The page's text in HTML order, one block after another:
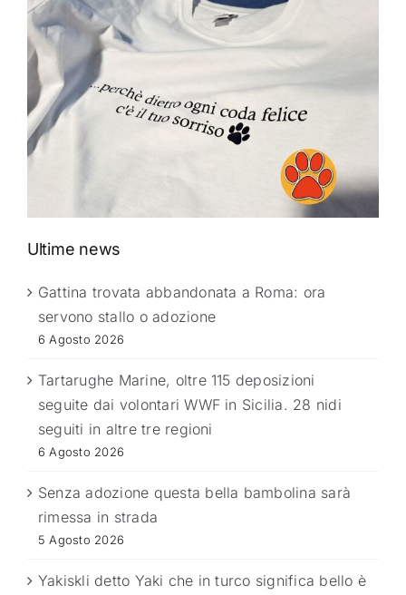
Ultime news
Gattina trovata abbandonata a Roma: ora
servono stallo o adozione
6 Agosto 2026
Tartarughe Marine, oltre 115 deposizioni
seguite dai volontari WWF in Sicilia. 28 nidi
seguiti in altre tre regioni
6 Agosto 2026
Senza adozione questa bella bambolina sarà
rimessa in strada
5 Agosto 2026
Yakiskli detto Yaki che in turco significa bello è